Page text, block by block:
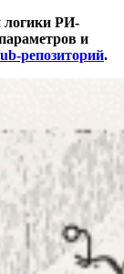
логики РИ-
и
репозиторий.